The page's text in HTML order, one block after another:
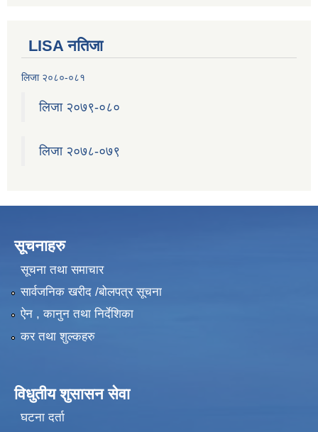
LISA नतिजा
लिजा २०८०-०८१
लिजा २०७९-०८०
लिजा २०७८-०७९
सूचनाहरु
सूचना तथा समाचार
सार्वजनिक खरीद /बोलपत्र सूचना
ऐन , कानुन तथा निर्देशिका
कर तथा शुल्कहरु
विधुतीय शुसासन सेवा
घटना दर्ता